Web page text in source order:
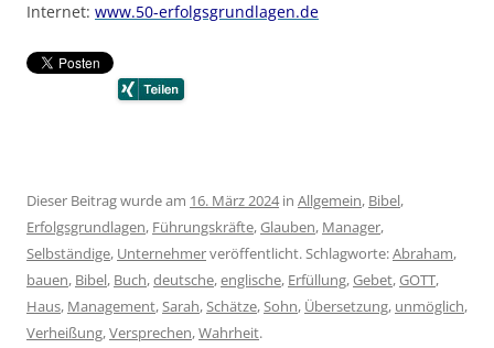
Internet: www.50-erfolgsgrundlagen.de
Dieser Beitrag wurde am 16. März 2024in Allgemein, Bibel,
Erfolgsgrundlagen, Führungskräfte,Glauben, Manager,
Selbständige, Unternehmerveröffentlicht. Schlagworte:Abraham,
bauen, Bibel, Buch,deutsche,englische, Erfüllung,Gebet,GOTT,
Haus, Management,Sarah,Schätze,Sohn, Übersetzung, unmöglich,
Verheißung,Versprechen,Wahrheit.